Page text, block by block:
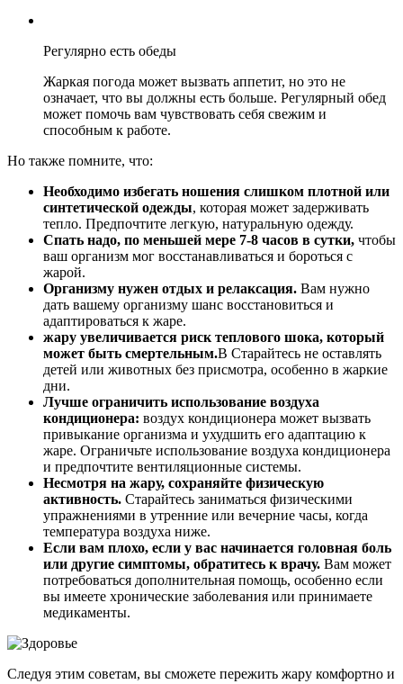
Регулярно есть обеды
Жаркая погода может вызвать аппетит, но это не
означает, что вы должны есть больше. Регулярный обед
может помочь вам чувствовать себя свежим и
способным к работе.
Но также помните, что:
Необходимо избегать ношения слишком плотной или
синтетической одежды, которая может задерживать
тепло. Предпочтите легкую, натуральную одежду.
Спать надо, по меньшей мере 7-8 часов в сутки, чтобы
ваш организм мог восстанавливаться и бороться с
жарой.
Организму нужен отдых и релаксация. Вам нужно
дать вашему организму шанс восстановиться и
адаптироваться к жаре.
жару увеличивается риск теплового шока, который
может быть смертельным.В Старайтесь не оставлять
детей или животных без присмотра, особенно в жаркие
дни.
Лучше ограничить использование воздуха
кондиционера: воздух кондиционера может вызвать
привыкание организма и ухудшить его адаптацию к
жаре. Ограничьте использование воздуха кондиционера
и предпочтите вентиляционные системы.
Несмотря на жару, сохраняйте физическую
активность. Старайтесь заниматься физическими
упражнениями в утренние или вечерние часы, когда
температура воздуха ниже.
Если вам плохо, если у вас начинается головная боль
или другие симптомы, обратитесь к врачу. Вам может
потребоваться дополнительная помощь, особенно если
вы имеете хронические заболевания или принимаете
медикаменты.
Следуя этим советам, вы сможете пережить жару комфортно и